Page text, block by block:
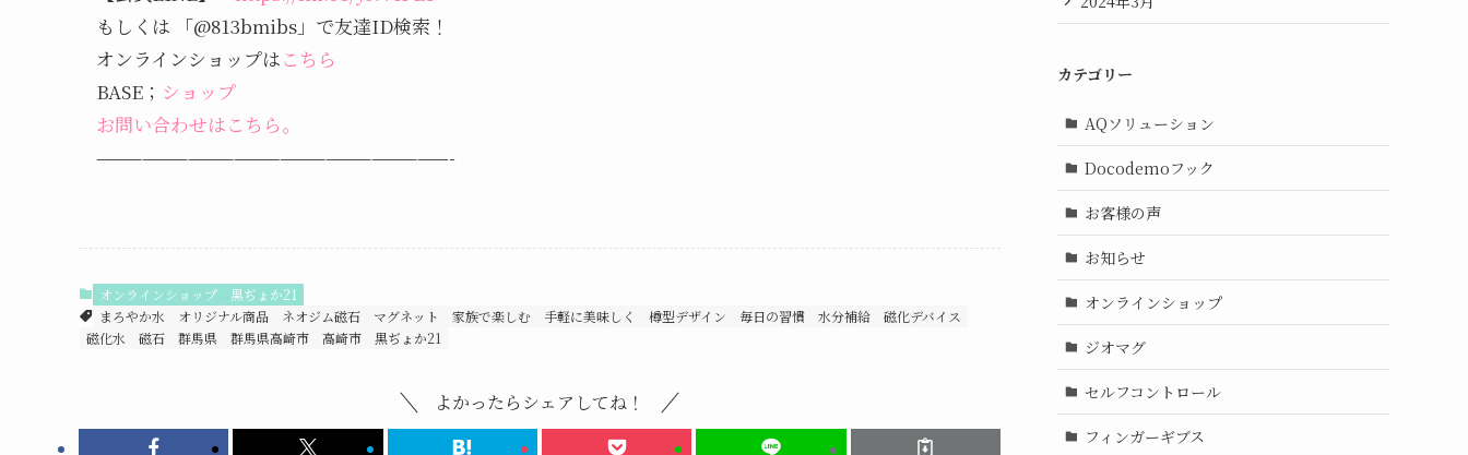
もしくは 「@813bmibs」で友達ID検索！
オンラインショップはこちら
BASE； ショップ
お問い合わせはこちら。
———————————————————————-
オンラインショップ
黒ぢょか21
まろやか水
オリジナル商品 ネオジム磁石 マグネット 家族で楽しむ 手軽に美味しく 樽型デザイン 毎日の習慣 水分補給
磁化デバイス
磁化水
磁石 群馬県 群馬県高崎市 高崎市 黒ぢょか21
よかったらシェアしてね！
カテゴリー
AQソリューション
Docodemoフック
お客様の声
お知らせ
オンラインショップ
ジオマグ
セルフコントロール
フィンガーギブス